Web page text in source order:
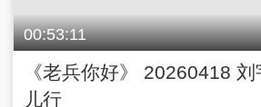
00:53:11
《老兵你好》 20260418
儿行